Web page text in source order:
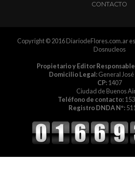
CONTACTO
Copyright © 2016 DiariodeFlores.com.ar
Dosnucleos
Propietario y Editor
Domicilio Legal:General
CP:1407
Ciudad de Buenos
Teléfono de contacto:
Registro DNDA Nº: